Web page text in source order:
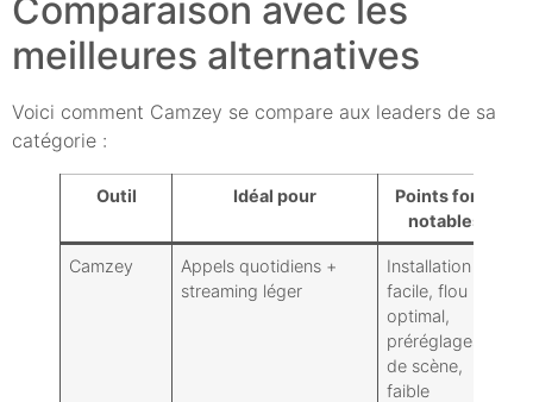
Comparaison avec les
meilleures alternatives
Voici comment Camzey se compare aux leaders de sa
catégorie :
Outil Idéal pour
Points forts
notables
Camzey
Appels quotidiens +
streaming léger
Installation
facile, flou
optimal,
préréglages
de scène,
faible